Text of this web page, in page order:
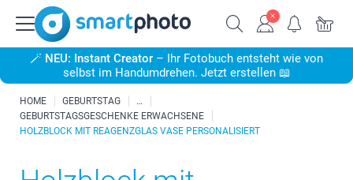
🪄 NEU: Instant Creator – Ihr Fotobuch entsteht wie von
selbst im Handumdrehen. Jetzt erstellen 📖
HOME
GEBURTSTAG
GEBURTSTAGSGESCHENKE ERWACHSENE
HOLZBLOCK MIT REAGENZGLAS VASE PERSONALISIERT